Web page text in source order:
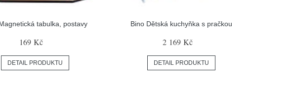
tabulka, postavy
169 Kč
DETAIL PRODUKTU
Bino Dětská kuchyňka s pračkou
2 169 Kč
DETAIL PRODUKTU